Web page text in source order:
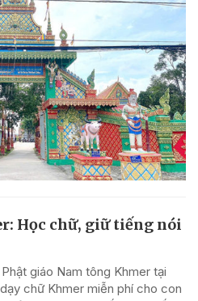
Học chữ, giữ tiếng nói
giáo Nam tông Khmer tại
chữ Khmer miễn phí cho con